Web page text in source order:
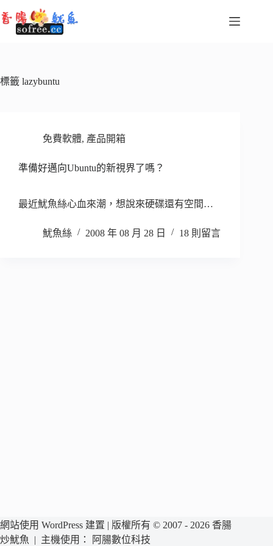
至
容
標籤 lazybuntu
免費軟體, 產品開箱
準備好邁向Ubuntu的新視界了嗎？
最近魷魚絲心血來潮，想說來硬碟還有空間…
魷魚絲 2008 年 08 月 28 日 18 則留言
網站使用 WordPress 建置 | 版權所有 © 2007 - 2026 香腸
炒魷魚 | 主機使用：
阿腸數位科技